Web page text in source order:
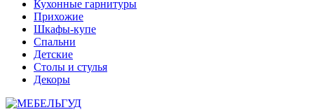
Кухонные гарнитуры
Прихожие
Шкафы-купе
Спальни
Детские
Столы и стулья
Декоры